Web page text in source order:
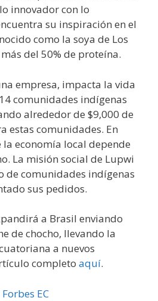
innovador con lo
su inspiración en el
como la soya de Los
del 50% de proteína.
empresa, impacta la vida
comunidades indígenas
alrededor de $9,000 de
estas comunidades. En
la economía local depende
La misión social de Lupwi
de comunidades indígenas
sus pedidos.
a Brasil enviando
de chocho, llevando la
a nuevos
completo aquí.
Forbes EC